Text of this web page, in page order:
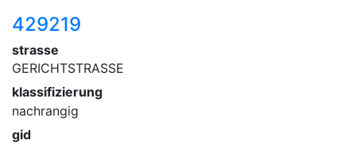
429219
strasse
GERICHTSTRASSE
klassifizierung
nachrangig
gid